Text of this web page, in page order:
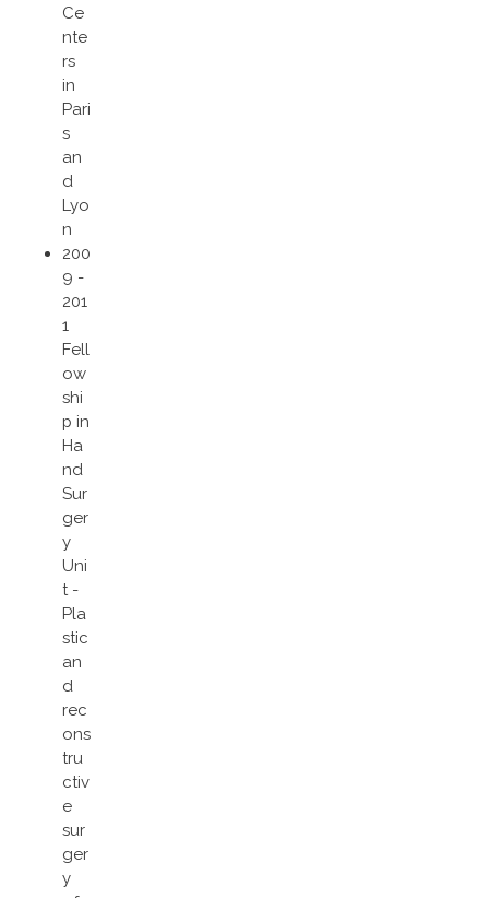
Ce
nte
rs
in
Pari
s
an
d
Lyo
n
200
9 -
201
1
Fell
ow
shi
p in
Ha
nd
Sur
ger
y
Uni
t -
Pla
stic
an
d
rec
ons
tru
ctiv
e
sur
ger
y